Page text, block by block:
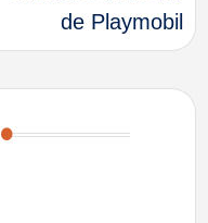
de Playmobil